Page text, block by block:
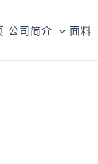
公司简介 面料